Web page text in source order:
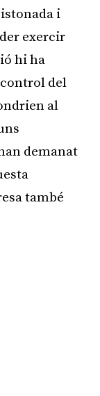
i
exercir
hi ha
control del
al
demanat
també